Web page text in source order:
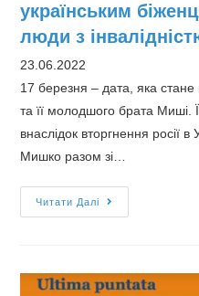
українським
люди з
23.06.2022
17 березня – дата, яка
та її молодшого брата Миші.
внаслідок вторгнення росії в
Мишко разом зі…
Читати Далі
втекла
в